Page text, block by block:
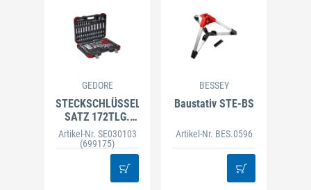
GEDORE
STECKSCHLÜSSEL
SATZ 172TLG.
GEDORE RED 1/2"
- 3/8" - 1/4"
Artikel-Nr. SE030103
(699175)
BESSEY
Baustativ STE-BS
Artikel-Nr. BES.0596